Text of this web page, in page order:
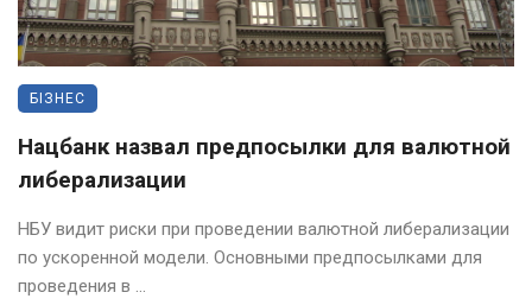
БІЗНЕС
Нацбанк назвал предпосылки для валютной
либерализации
НБУ видит риски при проведении валютной либерализации
по ускоренной модели. Основными предпосылками для
проведения в ...